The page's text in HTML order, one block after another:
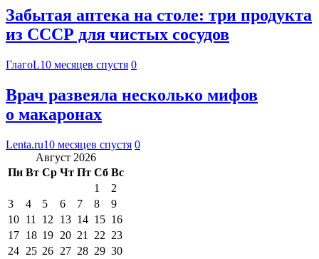
Забытая аптека на столе: три продукта
из СССР для чистых сосудов
ГлагоL10 месяцев спустя 0
Врач развеяла несколько мифов
о макаронах
Lenta.ru10 месяцев спустя 0
Август 2026
Пн Вт Ср Чт Пт Сб Вс
1
2
3
4 5 6 7 8
9
10 11 12 13 14 15 16
17 18 19 20 21 22 23
24 25 26 27 28 29 30